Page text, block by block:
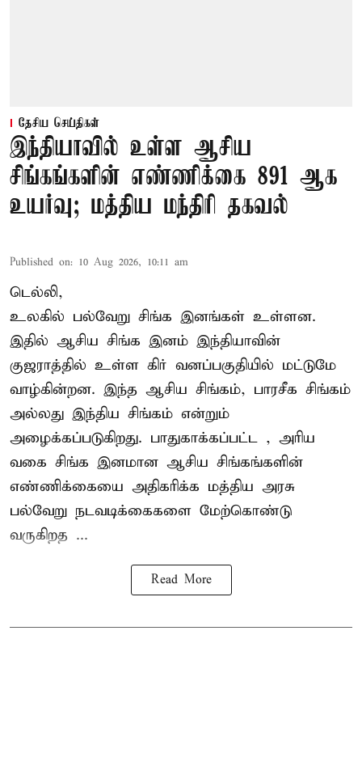
தேசிய செய்திகள்
இந்தியாவில் உள்ள ஆசிய
சிங்கங்களின் எண்ணிக்கை 891 ஆக
உயர்வு; மத்திய மந்திரி தகவல்
Published on: 10 Aug 2026, 10:11 am
டெல்லி,
உலகில் பல்வேறு சிங்க இனங்கள் உள்ளன.
இதில் ஆசிய சிங்க இனம் இந்தியாவின்
குஜராத்தில் உள்ள கிர் வனப்பகுதியில் மட்டுமே
வாழ்கின்றன. இந்த ஆசிய சிங்கம், பாரசீக சிங்கம்
அல்லது இந்திய சிங்கம் என்றும்
அழைக்கப்படுகிறது. பாதுகாக்கப்பட்ட , அரிய
வகை சிங்க இனமான ஆசிய சிங்கங்களின்
எண்ணிக்கையை அதிகரிக்க மத்திய அரசு
பல்வேறு நடவடிக்கைகளை மேற்கொண்டு
வருகிறத ...
Read More